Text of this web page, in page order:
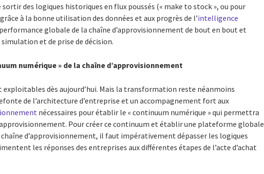
des logiques historiques en flux poussés (« make to stock », ou pour
à la bonne utilisation des données et aux progrès de l’intelligence
globale de la chaîne d’approvisionnement de bout en bout et
et de prise de décision.
numérique » de la chaîne d’approvisionnement
dès aujourd’hui. Mais la transformation reste néanmoins
de l’architecture d’entreprise et un accompagnement fort aux
nécessaires pour établir le « continuum numérique » qui permettra
Pour créer ce continuum et établir une plateforme globale
d’approvisionnement, il faut impérativement dépasser les logiques
les réponses des entreprises aux différentes étapes de l’acte d’achat